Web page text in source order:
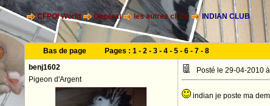
CFPOI World General les autres clubs INDIAN CLUB
Bas de page Pages : 1- 2- 3- 4- 5- 6- 7- 8
benj1602
Pigeon d'Argent
Posté le 29-04-2010
indian je poste ma